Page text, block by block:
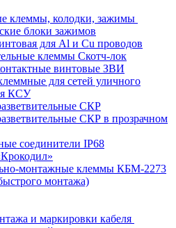
клеммы, колодки, зажимы
блоки зажимов
для Al и Cu проводов
клеммы Скотч-лок
винтовые ЗВИ
для сетей уличного
КСУ
СКР
СКР в прозрачном
соединители IP68
монтажные клеммы КБМ-2273
монтажа)
и маркировки кабеля